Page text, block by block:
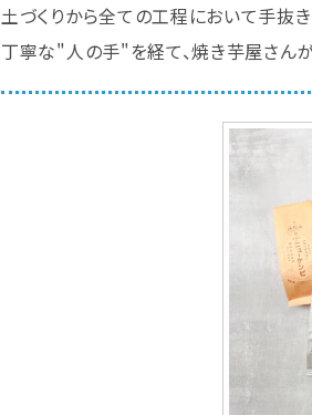
土づくりから全ての工程において手抜き
丁寧な"人の手"を経て、焼き芋屋さん